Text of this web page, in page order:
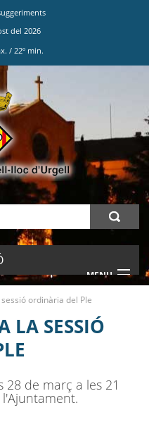
del 2026
/ 22º min.
MENU
ordinària del Ple
LA SESSIÓ
de març a les 21